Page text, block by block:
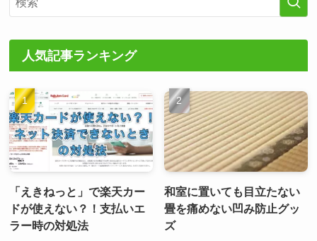
人気記事ランキング
「えきねっと」で楽天カー
ドが使えない？！支払いエ
ラー時の対処法
和室に置いても目立たない
畳を痛めない凹み防止グッ
ズ